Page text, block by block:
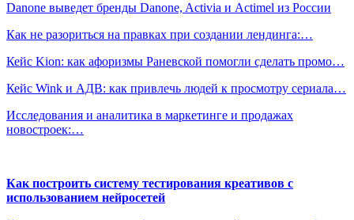
Danone выведет бренды Danone, Activia и Actimel из России
Как не разориться на правках при создании лендинга:…
Кейс Kion: как афоризмы Раневской помогли сделать промо…
Кейс Wink и АДВ: как привлечь людей к просмотру сериала…
Исследования и аналитика в маркетинге и продажах
новостроек:…
Как построить систему тестирования креативов с
использованием нейросетей